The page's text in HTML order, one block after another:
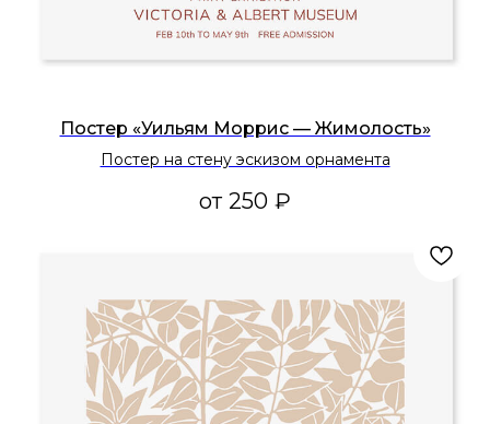
Постер «Уильям Моррис — Жимолость»
Постер на стену эскизом орнамента
от 250 ₽